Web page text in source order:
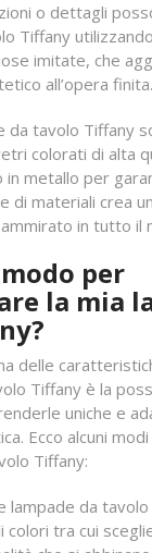
o dettagli
Tiffany
imitate, che
all’opera finita.
da tavolo Tiffany
colorati di alta
metallo per
di materiali crea
in tutto il
modo per
la mia
delle
Tiffany è la
uniche e
Ecco alcuni
Tiffany:
lampade da
colori tra cui